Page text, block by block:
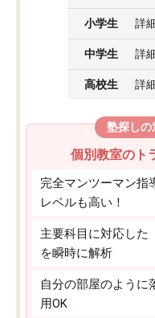
小学生 詳
中学生 詳
高校生 詳
塾探しの
個別教室のト
完全マンツーマン指
レベルも高い！
主要科目に対応した
を瞬時に解析
自分の部屋のように
用OK